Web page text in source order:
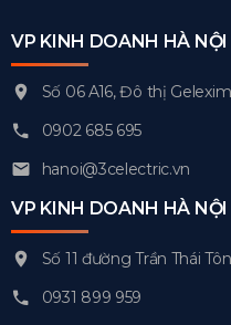
VP KINH DOANH HÀ NỘI
Số 06 A16, Đô thị
0902 685 695
hanoi@3celectric.vn
VP KINH DOANH HÀ NỘI
Số 11 đường Trần Thái
0931 899 959